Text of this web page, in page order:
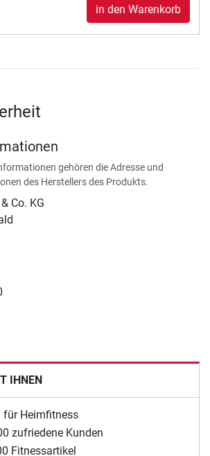
in den Warenkorb
gehören die Adresse und
des Herstellers des Produkts.
Co. KG
IHNEN
für Heimfitness
zufriedene Kunden
Fitnessartikel